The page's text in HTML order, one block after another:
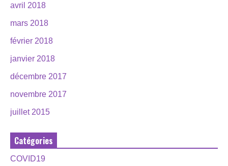
avril 2018
mars 2018
février 2018
janvier 2018
décembre 2017
novembre 2017
juillet 2015
Catégories
COVID19